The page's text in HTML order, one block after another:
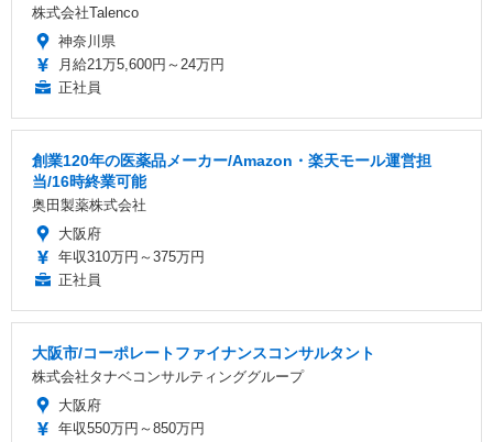
株式会社Talenco
神奈川県
月給21万5,600円～24万円
正社員
創業120年の医薬品メーカー/Amazon・楽天モール運営担
当/16時終業可能
奥田製薬株式会社
大阪府
年収310万円～375万円
正社員
大阪市/コーポレートファイナンスコンサルタント
株式会社タナベコンサルティンググループ
大阪府
年収550万円～850万円